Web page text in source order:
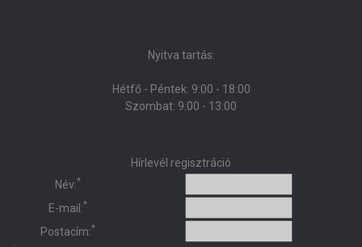
Nyitva tartás:
Hétfő - Péntek: 9:00 - 18:00
Szombat: 9:00 - 13:00
Hírlevél regisztráció
Név:*
E-mail:*
Postacím:*